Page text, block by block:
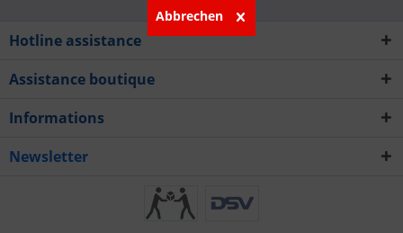
Hotline assistance
Assistance boutique
Informations
Newsletter
Abbrechen